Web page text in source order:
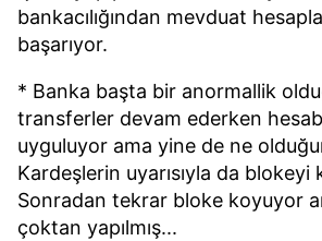
bankacılığından mevduat
başarıyor.
* Banka başta bir anormallik
transferler devam ederken
uyguluyor ama yine de ne
Kardeşlerin uyarısıyla da blokeyi
Sonradan tekrar bloke koyuyor
çoktan yapılmış...